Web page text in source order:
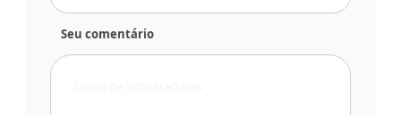
Seu comentário